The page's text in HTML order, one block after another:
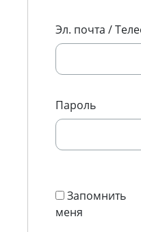
Эл. почта /
Пароль
Запомнить
меня